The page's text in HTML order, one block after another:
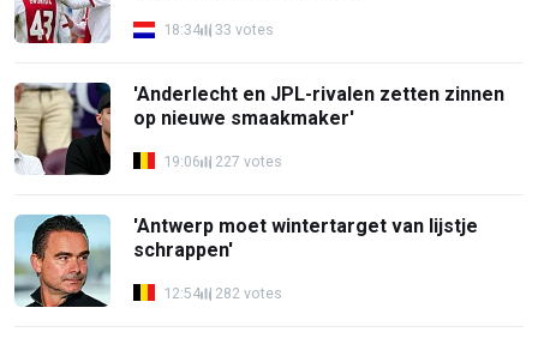
18:34 33 votes
'Anderlecht en JPL-rivalen zetten zinnen
op nieuwe smaakmaker'
19:06 227 votes
'Antwerp moet wintertarget van lijstje
schrappen'
12:54 282 votes